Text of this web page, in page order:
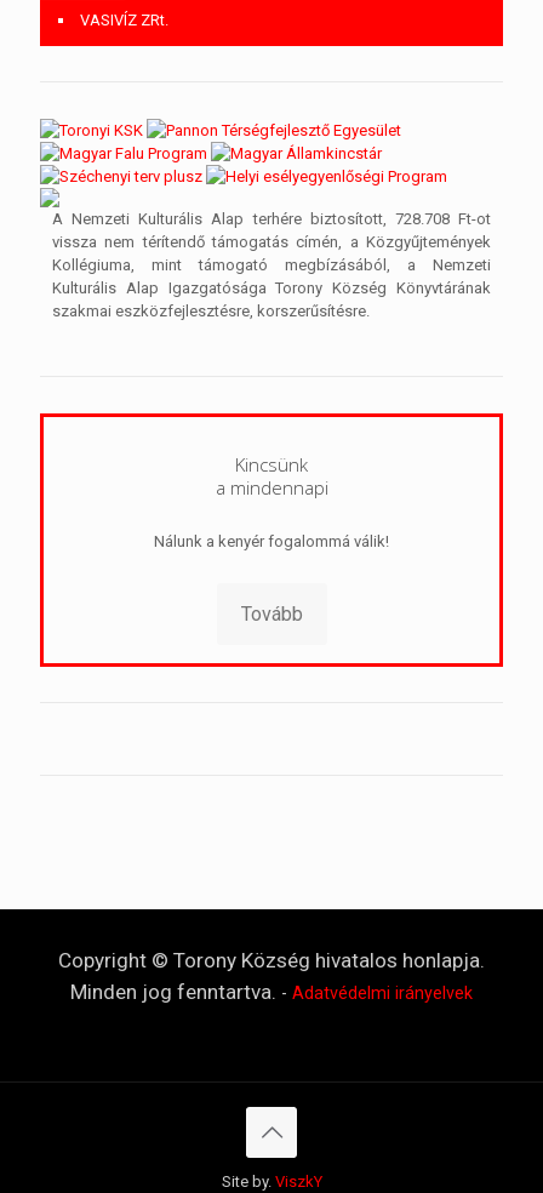
VASIVÍZ ZRt.
A Nemzeti Kulturális Alap terhére biztosított, 728.708 Ft-ot
vissza nem térítendő támogatás címén, a Közgyűjtemények
Kollégiuma, mint támogató megbízásából, a Nemzeti
Kulturális Alap Igazgatósága Torony Község Könyvtárának
szakmai eszközfejlesztésre, korszerűsítésre.
Kincsünk
a mindennapi
Nálunk a kenyér fogalommá válik!
Tovább
Copyright © Torony Község hivatalos honlapja.
Minden jog fenntartva. - Adatvédelmi irányelvek
Site by. ViszkY